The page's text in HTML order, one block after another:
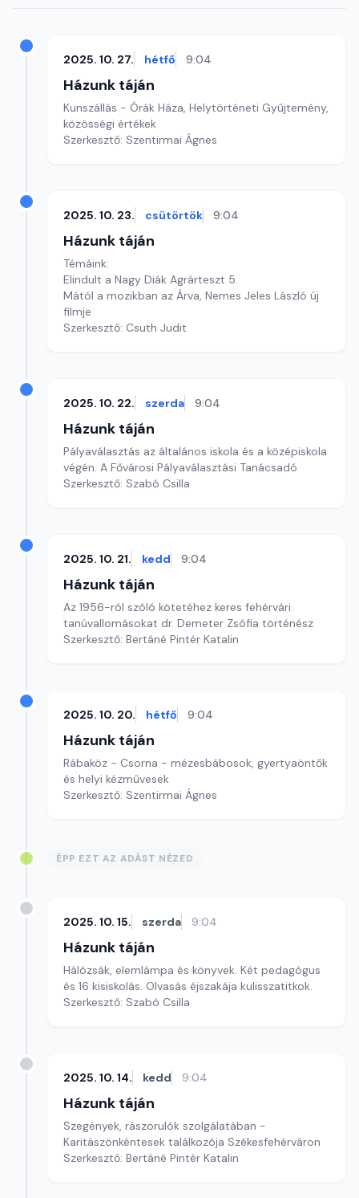
2025. 10. 27. hétfő 9:04
Házunk táján
Kunszállás - Órák Háza, Helytörténeti Gyűjtemény,
közösségi értékek
Szerkesztő: Szentirmai Ágnes
2025. 10. 23. csütörtök 9:04
Házunk táján
Témáink:
Elindult a Nagy Diák Agrárteszt 5.
Mától a mozikban az Árva, Nemes Jeles László új
filmje
Szerkesztő: Csuth Judit
2025. 10. 22. szerda 9:04
Házunk táján
Pályaválasztás az általános iskola és a középiskola
végén. A Fővárosi Pályaválasztási Tanácsadó
Szerkesztő: Szabó Csilla
2025. 10. 21. kedd 9:04
Házunk táján
Az 1956-ról szóló kötetéhez keres fehérvári
tanúvallomásokat dr. Demeter Zsófia történész
Szerkesztő: Bertáné Pintér Katalin
2025. 10. 20. hétfő 9:04
Házunk táján
Rábaköz - Csorna - mézesbábosok, gyertyaöntők
és helyi kézművesek
Szerkesztő: Szentirmai Ágnes
ÉPP EZT AZ ADÁST NÉZED
2025. 10. 15. szerda 9:04
Házunk táján
Hálózsák, elemlámpa és könyvek. Két pedagógus
és 16 kisiskolás. Olvasás éjszakája kulisszatitkok.
Szerkesztő: Szabó Csilla
2025. 10. 14. kedd 9:04
Házunk táján
Szegények, rászorulók szolgálatában -
Karitászönkéntesek találkozója Székesfehérváron
Szerkesztő: Bertáné Pintér Katalin